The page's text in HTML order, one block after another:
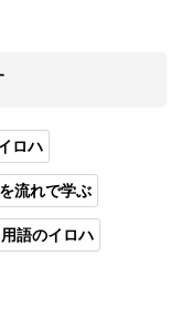
ロハ
流れで学ぶ
語のイロハ